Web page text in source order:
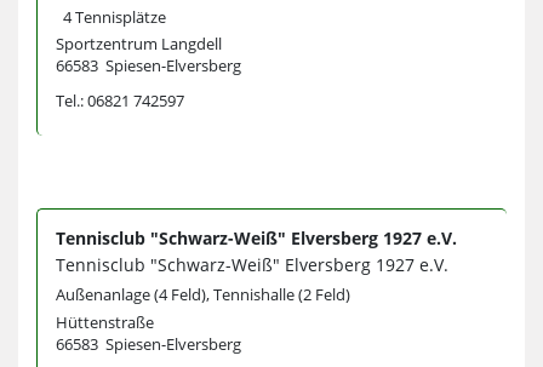
4 Tennisplätze
Sportzentrum Langdell
66583 Spiesen-Elversberg
Tel.: 06821 742597
Tennisclub "Schwarz-Weiß" Elversberg 1927 e.V.
Tennisclub "Schwarz-Weiß" Elversberg 1927 e.V.
Außenanlage (4 Feld), Tennishalle (2 Feld)
Hüttenstraße
66583 Spiesen-Elversberg